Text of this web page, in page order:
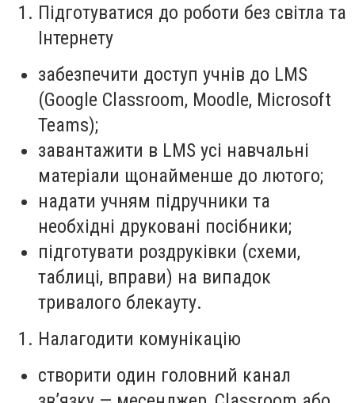
Підготуватися до роботи без світла та
Інтернету
забезпечити доступ учнів до LMS
(Google Classroom, Moodle, Microsoft
Teams);
завантажити в LMS усі навчальні
матеріали щонайменше до лютого;
надати учням підручники та
необхідні друковані посібники;
підготувати роздруківки (схеми,
таблиці, вправи) на випадок
тривалого блекауту.
Налагодити комунікацію
створити один головний канал